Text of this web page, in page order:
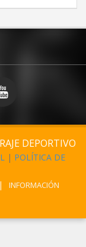
DEPORTIVO
| POLÍTICA DE
INFORMACIÓN